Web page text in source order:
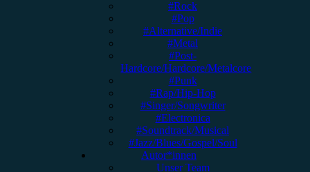
#Rock
#Pop
#Alternative/Indie
#Metal
#Post-
Hardcore/Hardcore/Metalcore
#Punk
#Rap/Hip-Hop
#Singer/Songwriter
#Electronica
#Soundtrack/Musical
#Jazz/Blues/Gospel/Soul
Autor*innen
Unser Team